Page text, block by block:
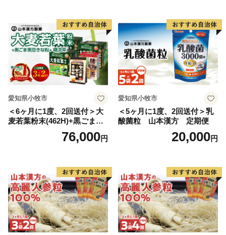
愛知県小牧市
＜6ヶ月に1度、2回送付＞大
麦若葉粉末(462H)+黒ごま黒
豆きな粉+ 糖流茶 山本漢
76,000円
愛知県小牧市
＜5ヶ月に1度、2回送付＞乳
酸菌粒 山本漢方 定期便
20,000円